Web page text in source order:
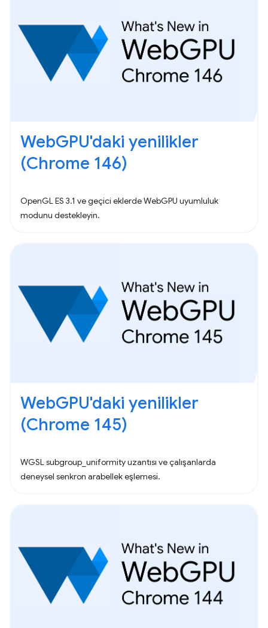
WebGPU'daki yenilikler
(Chrome 146)
OpenGL ES 3.1 ve geçici eklerde WebGPU uyumluluk
modunu destekleyin.
WebGPU'daki yenilikler
(Chrome 145)
WGSL subgroup_uniformity uzantısı ve çalışanlarda
deneysel senkron arabellek eşlemesi.